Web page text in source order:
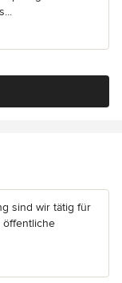
sind wir tätig für
öffentliche